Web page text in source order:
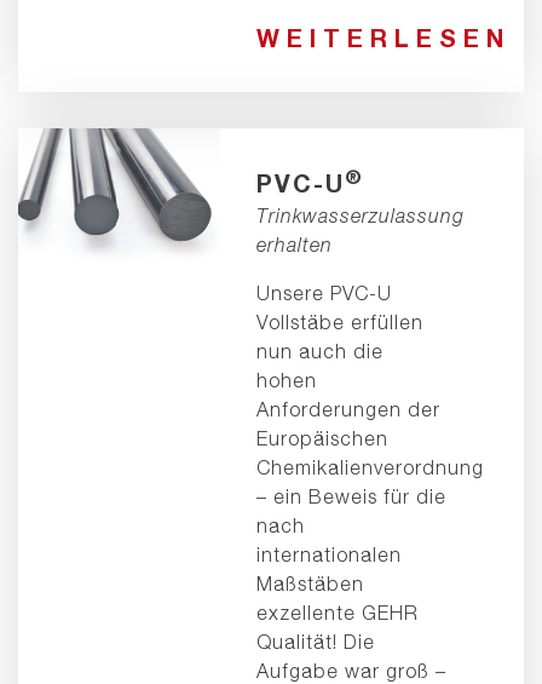
WEITERLESEN
PVC-U ®
Trinkwasserzulassung
erhalten
Unsere PVC-U
Vollstäbe erfüllen
nun auch die
hohen
Anforderungen der
Europäischen
Chemikalienverordnung
– ein Beweis für die
nach
internationalen
Maßstäben
exzellente GEHR
Qualität! Die
Aufgabe war groß –